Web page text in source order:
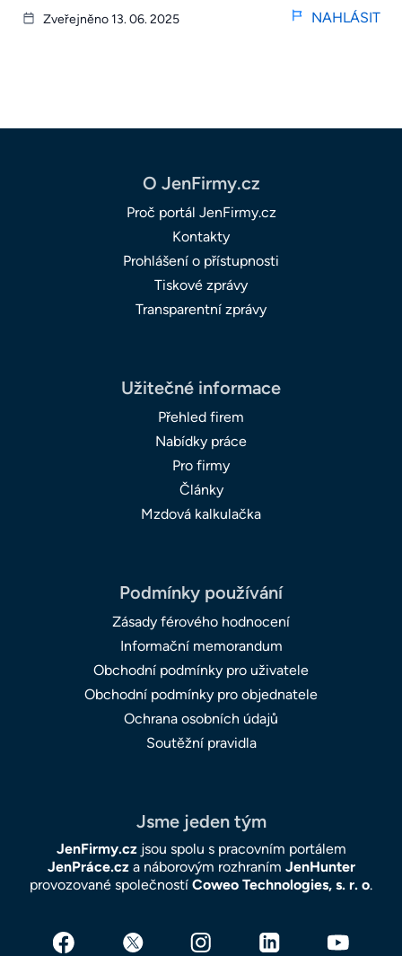
Zveřejněno 13. 06. 2025 NAHLÁSIT
O JenFirmy.cz
Proč portál JenFirmy.cz
Kontakty
Prohlášení o přístupnosti
Tiskové zprávy
Transparentní zprávy
Užitečné informace
Přehled firem
Nabídky práce
Pro firmy
Články
Mzdová kalkulačka
Podmínky používání
Zásady férového hodnocení
Informační memorandum
Obchodní podmínky pro uživatele
Obchodní podmínky pro objednatele
Ochrana osobních údajů
Soutěžní pravidla
Jsme jeden tým
JenFirmy.czjsou spolu s pracovním portálem
JenPráce.cza náborovým rozhraním JenHunter
provozované společností Coweo Technologies, s. r. o.